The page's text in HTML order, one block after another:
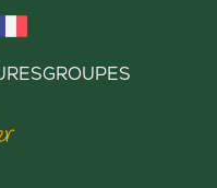
GROUPES